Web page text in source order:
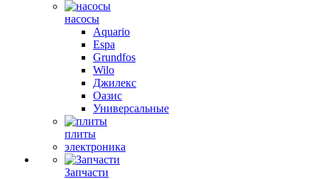
насосы
Aquario
Espa
Grundfos
Wilo
Джилекс
Оазис
Универсальные
плиты
электроника
Запчасти